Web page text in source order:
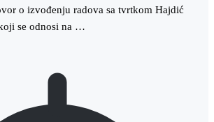
o izvođenju radova sa tvrtkom Hajdić
se odnosi na …